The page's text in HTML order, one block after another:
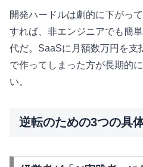
開発ハードルは劇的に下がっ
すれば、非エンジニアでも簡
代だ。SaaSに月額数万円を支
で作ってしまった方が長期的
い。
逆転のための3つの具